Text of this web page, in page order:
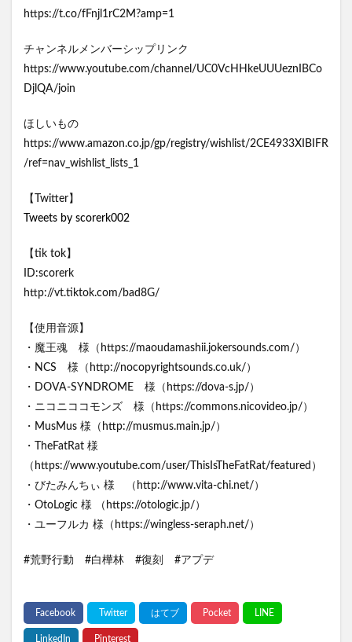
https://t.co/fFnjl1rC2M?amp=1
チャンネルメンバーシップリンク
https://www.youtube.com/channel/UC0VcHHkeUUUeznIBCo
DjlQA/join
ほしいもの
https://www.amazon.co.jp/gp/registry/wishlist/2CE4933XIBIFR
/ref=nav_wishlist_lists_1
【Twitter】
Tweets by scorerk002
【tik tok】
ID:scorerk
http://vt.tiktok.com/bad8G/
【使用音源】
・魔王魂 様（https://maoudamashii.jokersounds.com/）
・NCS 様（http://nocopyrightsounds.co.uk/）
・DOVA-SYNDROME 様（https://dova-s.jp/）
・ニコニココモンズ 様（https://commons.nicovideo.jp/）
・MusMus 様（http://musmus.main.jp/）
・TheFatRat 様
（https://www.youtube.com/user/ThisIsTheFatRat/featured）
・びたみんちぃ 様 （http://www.vita-chi.net/）
・OtoLogic 様 （https://otologic.jp/）
・ユーフルカ 様（https://wingless-seraph.net/）
#荒野行動 #白樺林 #復刻 #アプデ